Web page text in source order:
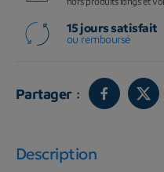
15 jours satisfait
ou remboursé
Partager :
Description